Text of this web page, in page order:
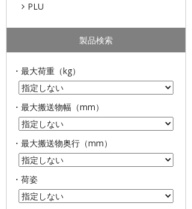
PLU
製品検索
・最大荷重（kg）
・最大搬送物幅（mm）
・最大搬送物奥行（mm）
・荷姿